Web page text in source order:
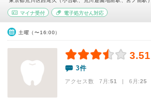
マイナ受付 電子処方せん対応
土曜（〜16:00）
3.51
3件
アクセス数 7月:51 | 6月:25